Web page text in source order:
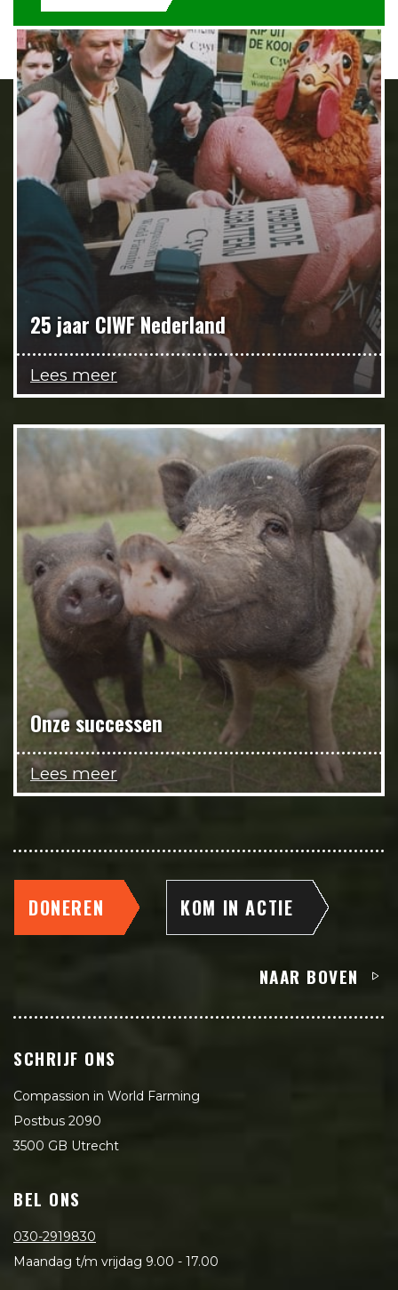
25 jaar CIWF Nederland
Lees meer
Onze successen
Lees meer
DONEREN KOM IN ACTIE
NAAR BOVEN
SCHRIJF ONS
Compassion in World Farming
Postbus 2090
3500 GB Utrecht
BEL ONS
030-2919830
Maandag t/m vrijdag 9.00 - 17.00